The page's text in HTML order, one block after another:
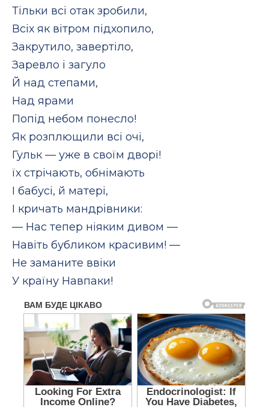
Тільки всі отак зробили,
Всіх як вітром підхопило,
Закрутило, завертіло,
Заревло і загуло
Й над степами,
Над ярами
Попід небом понесло!
Як розплющили всі очі,
Гульк — уже в своїм дворі!
їх стрічають, обнімають
І бабусі, й матері,
І кричать мандрівники:
— Нас тепер ніяким дивом —
Навіть бубликом красивим! —
Не заманите ввіки
У країну Навпаки!